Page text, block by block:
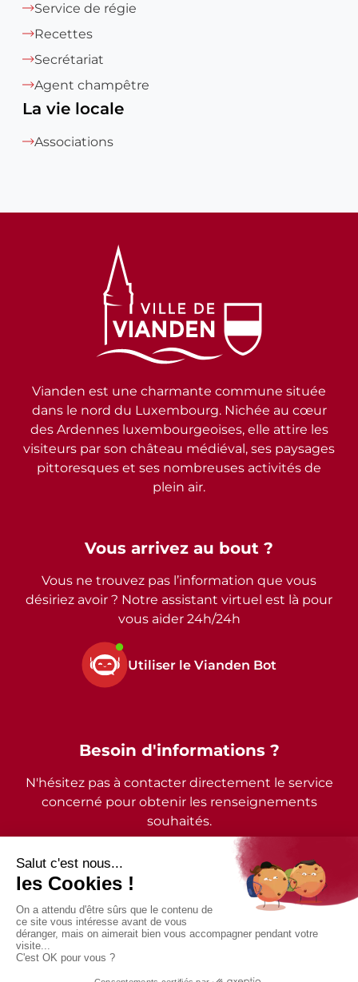
Service de régie
Recettes
Secrétariat
Agent champêtre
La vie locale
Associations
Vous arrivez au bout ?
Vous ne trouvez pas l’information que vous
désiriez avoir ? Notre assistant virtuel est là pour
vous aider 24h/24h
Utiliser le Vianden Bot
Vianden est une charmante commune située
dans le nord du Luxembourg. Nichée au cœur
des Ardennes luxembourgeoises, elle attire les
visiteurs par son château médiéval, ses paysages
pittoresques et ses nombreuses activités de
plein air.
Besoin d'informations ?
N'hésitez pas à contacter directement le service
concerné pour obtenir les renseignements
souhaités.
2026 - © Commune de Vianden - Tous droits réservés
Politique de confidentialité